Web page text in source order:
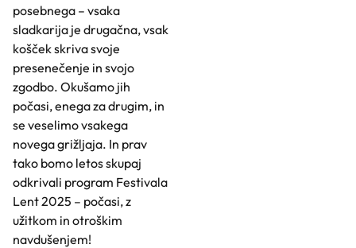
posebnega – vsaka
sladkarija je drugačna, vsak
košček skriva svoje
presenečenje in svojo
zgodbo. Okušamo jih
počasi, enega za drugim, in
se veselimo vsakega
novega grižljaja. In prav
tako bomo letos skupaj
odkrivali program Festivala
Lent 2025 – počasi, z
užitkom in otroškim
navdušenjem!